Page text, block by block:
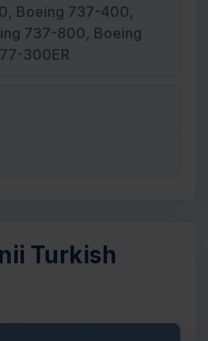
Boeing 737-400,
737-800, Boeing
300ER
Turkish